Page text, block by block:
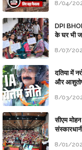
8/04/
DPI
के घर भी
8/07/
दतिया में
और
8/03/
सीएम
8/01/